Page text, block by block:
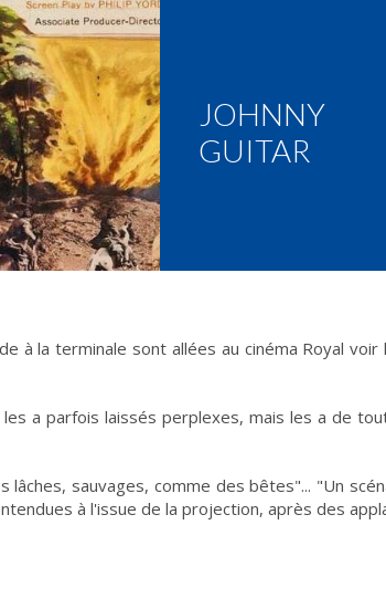
JOHNNY
GUITAR
à la terminale sont allées au cinéma Royal voir
a parfois laissés perplexes, mais les a de
lâches, sauvages, comme des bêtes"... "Un
à l'issue de la projection, après des